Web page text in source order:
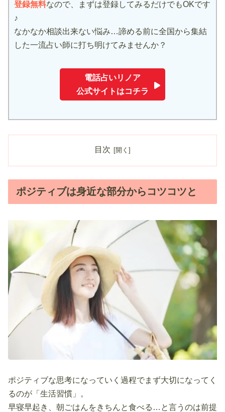
登録無料なので、まずは登録してみるだけでもOKです
♪
なかなか相談出来ない悩み…諦める前に全国から集結
した一流占い師に打ち明けてみませんか？
電話占いリノア
公式サイトはコチラ
目次
ポジティブは身近な部分からコツコツと
ポジティブな思考になっていく過程でまず大切になってく
るのが「生活習慣」。
早寝早起き、朝ごはんをきちんと食べる…と言うのは前提